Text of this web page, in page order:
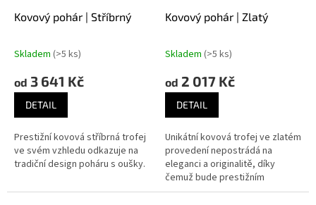
Kovový pohár | Stříbrný
Skladem (>5 ks)
od 3 641 Kč
DETAIL
Prestižní kovová stříbrná trofej
ve svém vzhledu odkazuje na
tradiční design poháru s oušky.
Kovový pohár | Zlatý
Skladem (>5 ks)
od 2 017 Kč
DETAIL
Unikátní kovová trofej ve zlatém
provedení nepostrádá na
eleganci a originalitě, díky
čemuž bude prestižním
oceněním za úspěch.